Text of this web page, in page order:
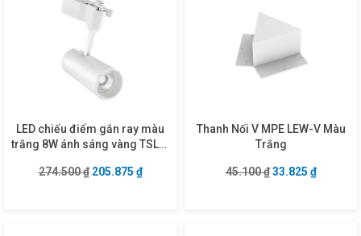
LED chiếu điểm gắn ray màu
trắng 8W ánh sáng vàng TSL2-
274.500₫ Giá gốc là: 274.500 ₫.
205.875 ₫Giá hiện tại là: 205.875 ₫.
Thanh Nối V MPE LEW-V Màu
Trắng
45.100₫ Giá gốc là:
33.825 ₫Giá hiện